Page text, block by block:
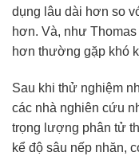
dụng lâu dài hơn so
hơn. Và, như
hơn thường gặp khó
Sau khi thử nghiệm
các nhà nghiên cứu
trọng lượng phân tử
kể độ sâu nếp nhăn,